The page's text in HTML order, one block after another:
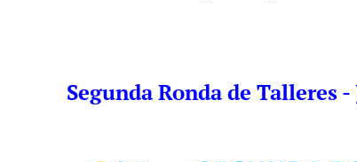
Segunda Ronda de Talleres